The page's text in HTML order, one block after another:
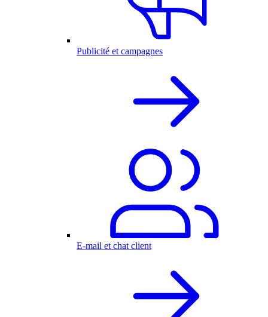
Publicité et campagnes
E-mail et chat client